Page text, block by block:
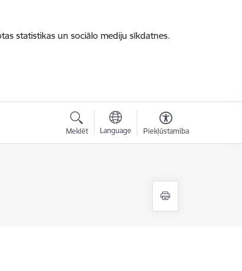
statistikas un sociālo mediju sīkdatnes.
Meklēt Language Piekļūstamība